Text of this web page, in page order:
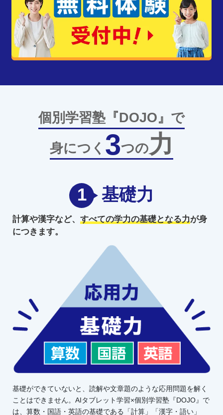
個別学習塾『DOJO』で
身につく 3つの力
1 基礎力
計算や漢字など、 すべての学力の基礎となる力が身
につきます。
基礎ができていないと、読解や文章題のような応用問題を解く
ことはできません。AIタブレット学習×個別学習塾『DOJO』で
は、算数・国語・英語の基礎である「計算」「漢字・語い」